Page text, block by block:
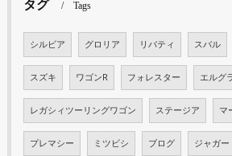
タグ Tags
シルビア グロリア リバティ スバル
スズキ ワゴンR フォレスター エルグ
レガシィツーリングワゴン ステージア マ
プレマシー ミツビシ ブログ ジャガー